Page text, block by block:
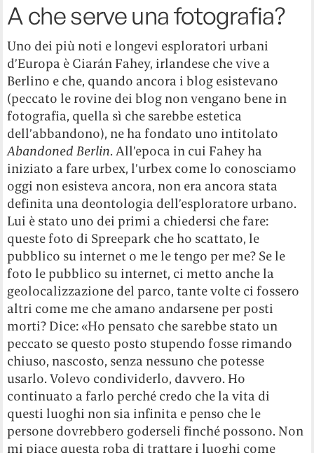
A che serve una fotografia?
Uno dei più noti e longevi esploratori urbani
d’Europa è Ciarán Fahey, irlandese che vive a
Berlino e che, quando ancora i blog esistevano
(peccato le rovine dei blog non vengano bene in
fotografia, quella sì che sarebbe estetica
dell’abbandono), ne ha fondato uno intitolato
Abandoned Berlin. All’epoca in cui Fahey ha
iniziato a fare urbex, l’urbex come lo conosciamo
oggi non esisteva ancora, non era ancora stata
definita una deontologia dell’esploratore urbano.
Lui è stato uno dei primi a chiedersi che fare:
queste foto di Spreepark che ho scattato, le
pubblico su internet o me le tengo per me? Se le
foto le pubblico su internet, ci metto anche la
geolocalizzazione del parco, tante volte ci fossero
altri come me che amano andarsene per posti
morti? Dice: «Ho pensato che sarebbe stato un
peccato se questo posto stupendo fosse rimando
chiuso, nascosto, senza nessuno che potesse
usarlo. Volevo condividerlo, davvero. Ho
continuato a farlo perché credo che la vita di
questi luoghi non sia infinita e penso che le
persone dovrebbero goderseli finché possono. Non
mi piace questa roba di trattare i luoghi come